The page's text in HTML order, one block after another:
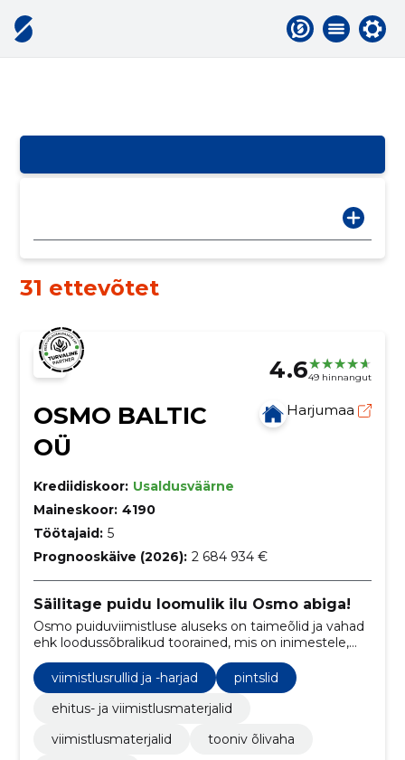
31 ettevõtet
4.649 hinnangut
OSMO BALTIC
OÜ
Harjumaa
Krediidiskoor: Usaldusväärne
Maineskoor: 4190
Töötajaid: 5
Prognooskäive (2026): 2 684 934 €
Säilitage puidu loomulik ilu Osmo abiga!
Osmo puiduviimistluse aluseks on taimeõlid ja vahad
ehk loodussõbralikud toorained, mis on inimestele,
loomadele ja taimedele ohutud. Osmo tooteid saab
osta kõigis suuremates ehituspoodides üle Eesti.
viimistlusrullid ja -harjad
pintslid
ehitus- ja viimistlusmaterjalid
viimistlusmaterjalid
tooniv õlivaha